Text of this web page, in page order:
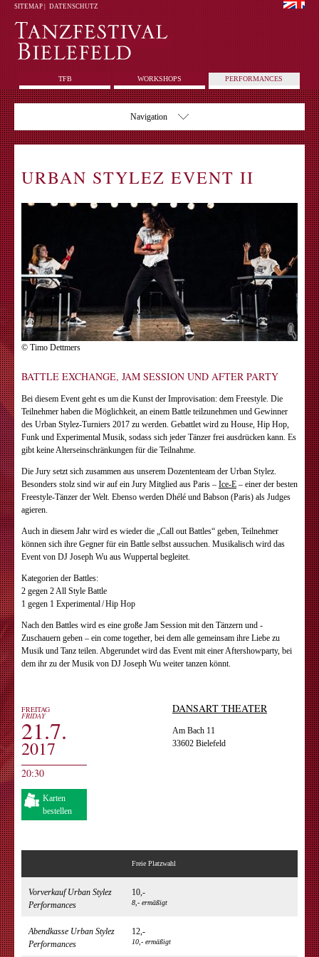
SITEMAP| DATENSCHUTZ
TFB WORKSHOPS PERFORMANCES
Navigation
URBAN STYLEZ EVENT II
© Timo Dettmers
BATTLE EXCHANGE, JAM SESSION UND AFTER PARTY
Bei diesem Event geht es um die Kunst der Improvisation: dem Freestyle. Die
Teilnehmer haben die Möglichkeit, an einem Battle teilzunehmen und Gewinner
des Urban Stylez-Turniers 2017 zu werden. Gebattlet wird zu House, Hip Hop,
Funk und Experimental Musik, sodass sich jeder Tänzer frei ausdrücken kann. Es
gibt keine Alterseinschränkungen für die Teilnahme.
Die Jury setzt sich zusammen aus unserem Dozententeam der Urban ­Stylez.
Besonders stolz sind wir auf ein Jury Mitglied aus Paris – Ice-E – einer der besten
Freestyle-Tänzer der Welt. Ebenso werden Dhélé und Babson (Paris) als Judges
agieren.
Auch in diesem Jahr wird es wieder die „Call out Battles“ geben, Teilnehmer
können sich ihre Gegner für ein Battle selbst aussuchen. Musikalisch wird das
Event von DJ Joseph Wu aus Wuppertal begleitet.
Kategorien der Battles:
2 gegen 2 All Style Battle
1 gegen 1 Experimental / Hip Hop
Nach den Battles wird es eine große Jam Session mit den Tänzern und ­
Zuschauern geben – ein come together, bei dem alle gemeinsam ihre ­Liebe zu
Musik und Tanz teilen. Abgerundet wird das Event mit einer ­Aftershowparty, bei
dem ihr zu der Musik von DJ Joseph Wu weiter tanzen könnt.
FREITAG
FRIDAY
21.7.
2017
20:30
Karten
bestellen
DANSART THEATER
Am Bach 11
33602 Bielefeld
Freie Platzwahl
Vorverkauf Urban Stylez
Performances
10,-
8,- ermäßigt
Abendkasse Urban Stylez
Performances
12,-
10,- ermäßigt